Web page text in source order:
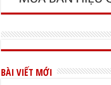
BÀI VIẾT MỚI